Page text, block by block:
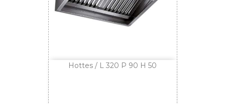
Hottes / L 320 P 90 H 50